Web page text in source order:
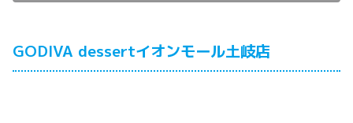
GODIVA dessertイオンモール土岐店